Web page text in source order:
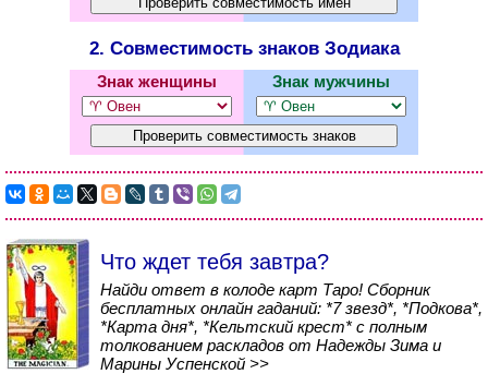
2. Совместимость знаков Зодиака
Знак женщины Знак мужчины
Что ждет тебя завтра?
Найди ответ в колоде карт Таро! Сборник
бесплатных онлайн гаданий: *7 звезд*, *Подкова*,
*Карта дня*, *Кельтский крест* с полным
толкованием раскладов от Надежды Зима и
Марины Успенской >>